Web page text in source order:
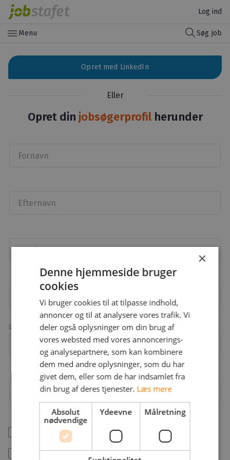
Log ind
menu Menu Søg job
Opret med LinkedIn
Eller
Opret din jobsøgerprofil herunder
Fornavn
Efternavn
Email
Adgangskode
Landekode
Mobil
Arbejdsområder
Jeg er freelancer
Jeg accepterer jobstafet.dk'sbetingelser
×
Denne hjemmeside bruger
cookies
Vi bruger cookies til at tilpasse indhold,
annoncer og til at analysere vores trafik. Vi
deler også oplysninger om din brug af
vores websted med vores annoncerings-
og analysepartnere, som kan kombinere
dem med andre oplysninger, som du har
givet dem, eller som de har indsamlet fra
din brug af deres tjenester. Læs mere
Absolut
nødvendige
Ydeevne Målretning